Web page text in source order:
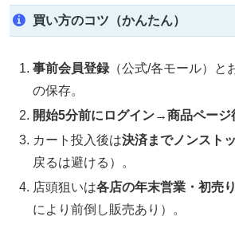
買い方のコツ（かんたん）
事前会員登録 （公式/各モール）と
の保存。
開始5分前にログイン→商品ページ
カート投入後は決済までノンスト
戻るは避ける）。
店頭狙いは各店の年末営業・初売
により前倒し販売あり）。